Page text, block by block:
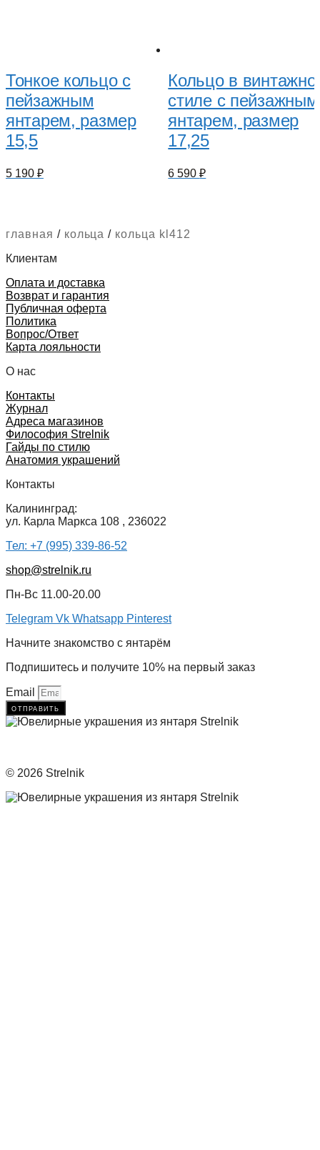
Тонкое кольцо с
пейзажным
янтарем, размер
15,5
5 190 ₽
Кольцо в
стиле с пейзажным
янтарем, размер
17,25
6 590₽
главная / кольца / кольца kl412
Клиентам
Оплата и доставка
Возврат и гарантия
Публичная оферта
Политика
Вопрос/Ответ
Карта лояльности
О нас
Контакты
Журнал
Адреса магазинов
Философия Strelnik
Гайды по стилю
Анатомия украшений
Контакты
Калининград:
ул. Карла Маркса 108 , 236022
Тел: +7 (995) 339-86-52
shop@strelnik.ru
Пн-Вс 11.00-20.00
Telegram Vk Whatsapp Pinterest
Начните знакомство с янтарём
Подпишитесь и получите 10% на первый заказ
Email
отправить
© 2026 Strelnik